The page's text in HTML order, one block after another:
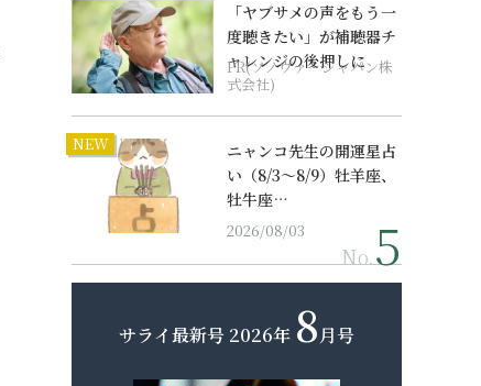
「ヤブサメの声をもう一
度聴きたい」が補聴器チ
ャレンジの後押しに
PR(ソノヴァ・ジャパン株
式会社)
NEW
ニャンコ先生の開運星占
い（8/3～8/9）牡羊座、
牡牛座…
2026/08/03
No.
サライ最新号 2026年 8月号